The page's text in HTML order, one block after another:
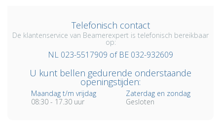
Telefonisch contact
De klantenservice van Beamerexpert is telefonisch bereikbaar
op:
NL 023-5517909 of BE 032-932609
U kunt bellen gedurende onderstaande
openingstijden:
Maandag t/m vrijdag
08:30 - 17.30 uur
Zaterdag en zondag
Gesloten